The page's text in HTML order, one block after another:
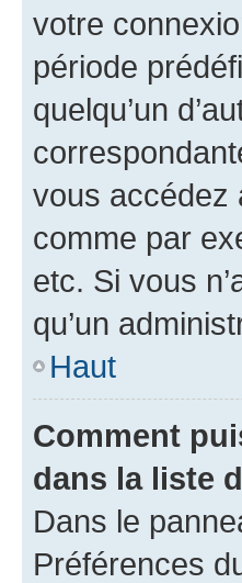
votre
période
quelqu’un
vous accédez
comme par
etc. Si vous
qu’un
Haut
Comment
dans la liste
Dans le
Préférences